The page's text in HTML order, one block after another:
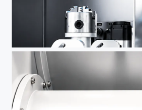
定制行程
按需定制